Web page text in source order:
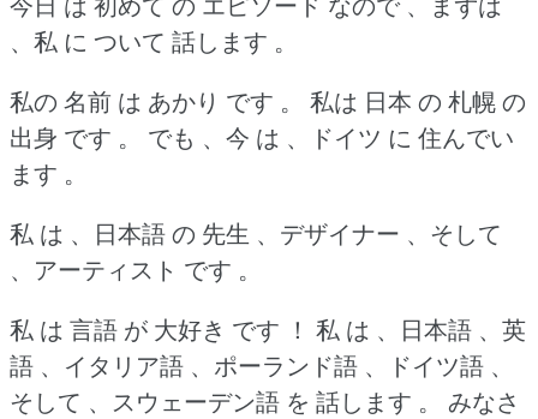
、私 に ついて 話します 。
私の 名前 は あかり です 。
私は 日本 の 札幌 の
出身 です 。
でも 、今 は 、ドイツ に 住んでい
ます 。
私 は 、日本語 の 先生 、デザイナー 、そして
、アーティスト です 。
私 は 言語 が 大好き です ！ 私 は 、日本語 、英
語 、イタリア語 、ポーランド語 、ドイツ語 、
そして 、スウェーデン語 を 話します 。
みなさ